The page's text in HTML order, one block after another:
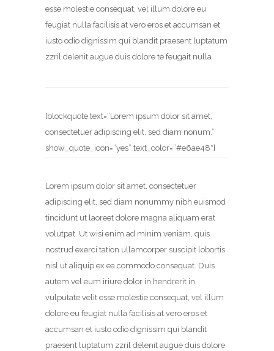
esse molestie consequat, vel illum dolore eu
feugiat nulla facilisis at vero eros et accumsan et
iusto odio dignissim qui blandit praesent luptatum
zzril delenit augue duis dolore te feugait nulla
[blockquote text=”Lorem ipsum dolor sit amet,
consectetuer adipiscing elit, sed diam nonum.”
show_quote_icon=”yes” text_color=”#e6ae48″]
Lorem ipsum dolor sit amet, consectetuer
adipiscing elit, sed diam nonummy nibh euismod
tincidunt ut laoreet dolore magna aliquam erat
volutpat. Ut wisi enim ad minim veniam, quis
nostrud exerci tation ullamcorper suscipit lobortis
nisl ut aliquip ex ea commodo consequat. Duis
autem vel eum iriure dolor in hendrerit in
vulputate velit esse molestie consequat, vel illum
dolore eu feugiat nulla facilisis at vero eros et
accumsan et iusto odio dignissim qui blandit
praesent luptatum zzril delenit augue duis dolore